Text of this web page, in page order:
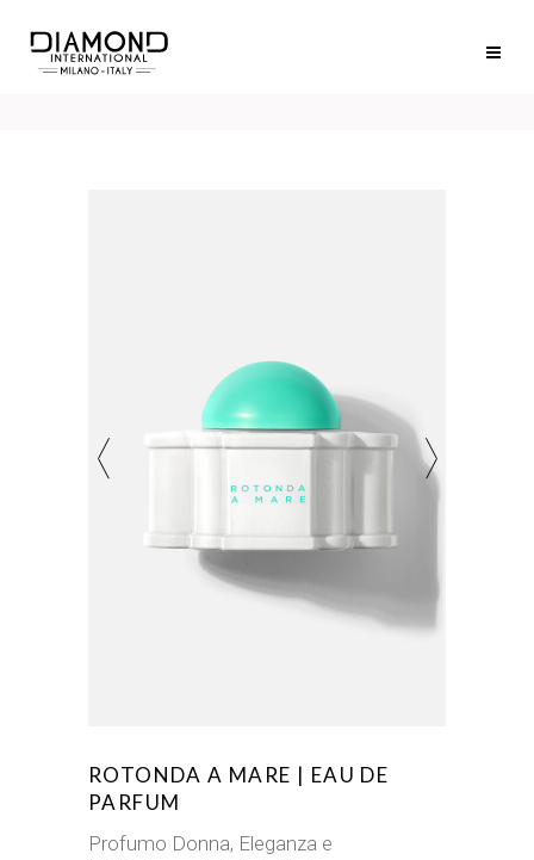
ROTONDA A MARE | EAU DE
PARFUM
Profumo Donna, Eleganza e